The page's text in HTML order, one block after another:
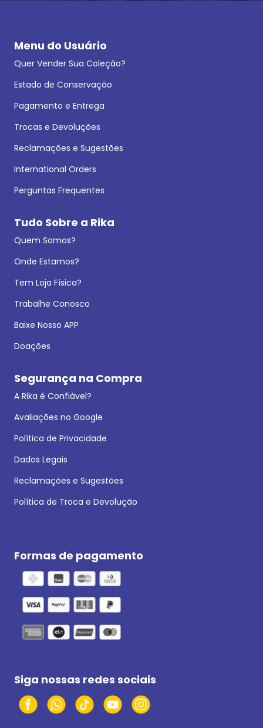
Menu do Usuário
Quer Vender Sua Coleção?
Estado de Conservação
Pagamento e Entrega
Trocas e Devoluções
Reclamações e Sugestões
International Orders
Perguntas Frequentes
Tudo Sobre a Rika
Quem Somos?
Onde Estamos?
Tem Loja Física?
Trabalhe Conosco
Baixe Nosso APP
Doações
Segurança na Compra
A Rika é Confiável?
Avaliações no Google
Política de Privacidade
Dados Legais
Reclamações e Sugestões
Política de Troca e Devolução
Formas de pagamento
Siga nossas redes sociais